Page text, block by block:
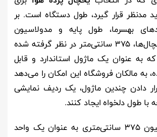
مدنظر قرار گیرد، طول دستگاه است. بر
بهسرما، طول پایه و مدولاسیون
استاندارد این یخچال‌ها، ۳۷۵ سانتی‌متر در نظر گرفته شده
به عنوان یک ماژول استاندارد و قابل
به مالکان فروشگاه این امکان را می‌دهد
دادن چندین ماژول، یک ردیف نمایشی
با طول دلخواه ایجاد کنند.
سیستم مدولاسیون ۳۷۵ سانتی‌متری به عنوان یک واحد